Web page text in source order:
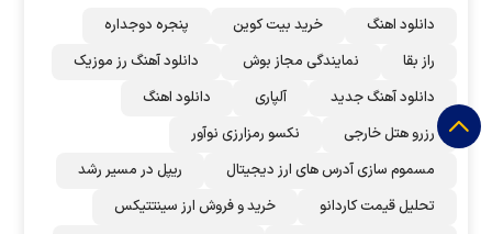
دانلود اهنگ خرید بیت کوین
پنجره دوجداره
راز بقا
نمایندگی مجاز بوش
دانلود آهنگ رز‌ موزیک
دانلود آهنگ جدید
آلپاری
دانلود اهنگ
رزرو هتل خارجی
نکسو رمزارزی نوآور
مسموم سازی آدرس های ارز دیجیتال
ریپل در مسیر رشد
تحلیل قیمت کاردانو
خرید و فروش ارز سینتتیکس